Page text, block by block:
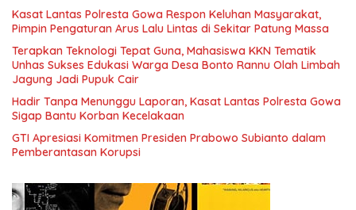
Kasat Lantas Polresta Gowa Respon Keluhan Masyarakat,
Pimpin Pengaturan Arus Lalu Lintas di Sekitar Patung Massa
Terapkan Teknologi Tepat Guna, Mahasiswa KKN Tematik
Unhas Sukses Edukasi Warga Desa Bonto Rannu Olah Limbah
Jagung Jadi Pupuk Cair
Hadir Tanpa Menunggu Laporan, Kasat Lantas Polresta Gowa
Sigap Bantu Korban Kecelakaan
GTI Apresiasi Komitmen Presiden Prabowo Subianto dalam
Pemberantasan Korupsi